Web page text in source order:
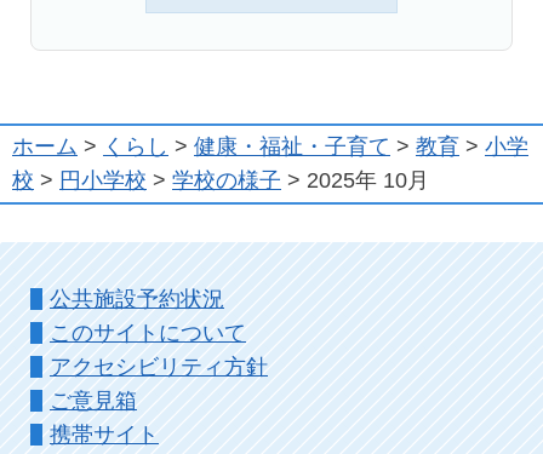
ホーム > くらし > 健康・福祉・子育て > 教育 > 小学
校 > 円小学校 > 学校の様子 > 2025年 10月
公共施設予約状況
このサイトについて
アクセシビリティ方針
ご意見箱
携帯サイト